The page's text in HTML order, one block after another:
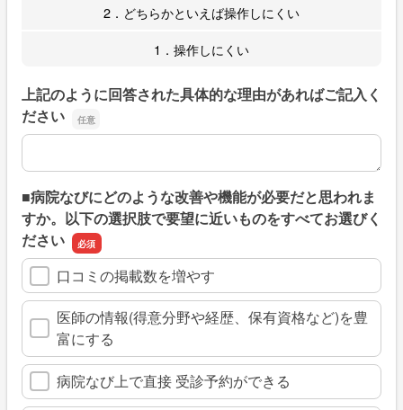
2．どちらかといえば操作しにくい
1．操作しにくい
上記のように回答された具体的な理由があればご記入く
ださい
上記のように回答された具体的な理由があればご記入くだ
■病院なびにどのような改善や機能が必要だと思われま
すか。以下の選択肢で要望に近いものをすべてお選びく
ださい
口コミの掲載数を増やす
医師の情報(得意分野や経歴、保有資格など)を豊
富にする
病院なび上で直接 受診予約ができる